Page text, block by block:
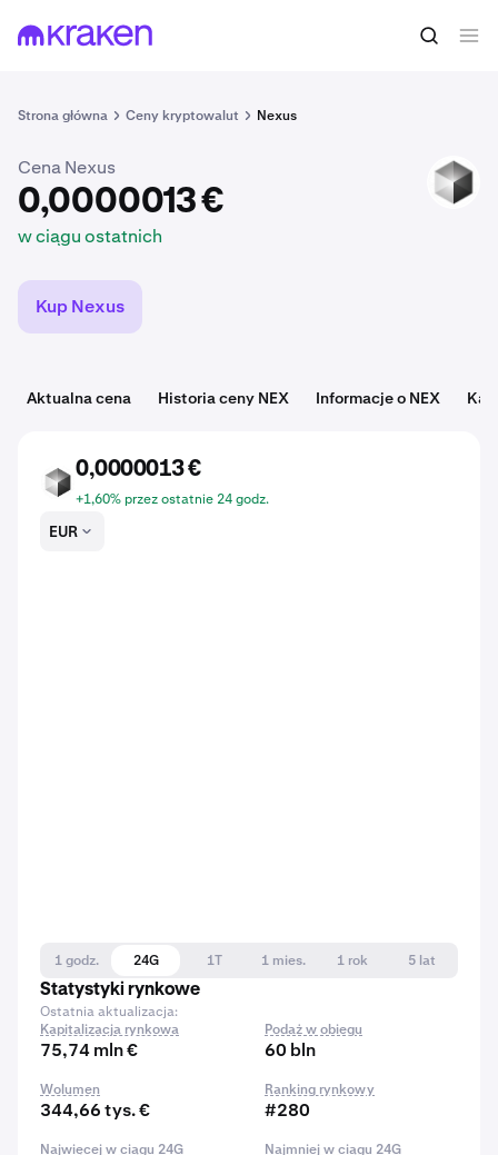
Strona główna Ceny kryptowalut Nexus
0,0000013 € Kup NEX
Cena Nexus
0,0000013 €
w ciągu ostatnich
NEX
Kup Nexus
Aktualna cena Historia ceny NEX Informacje o NEX
NEX
0,0000013 €
+1,60% przez ostatnie 24 godz.
EUR
1 godz. 24G 1T 1 mies. 1 rok
5 lat
Statystyki rynkowe
Ostatnia aktualizacja:
Kapitalizacja rynkowa
75,74 mln €
Podaż w obiegu
60 bln
Wolumen
344,66 tys. €
Ranking rynkowy
#280
Najwięcej w ciągu 24G Najmniej w ciągu 24G